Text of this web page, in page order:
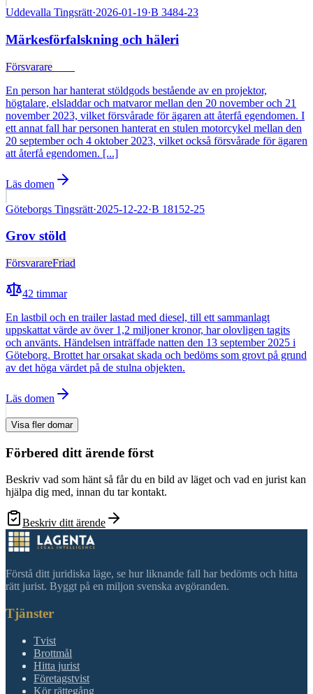
Uddevalla Tingsrätt·2026-01-19·B 3484-23
Märkesförfalskning och häleri
Försvarare
En person har hanterat stöldgods bestående av en projektor,
högtalare, elsladdar och matvaror mellan den 20 november och 21
november 2023, vilket försvårade för ägaren att återfå egendomen. I
ett annat fall har personen hanterat en stulen motorcykel mellan den
20 september och 4 oktober 2023, vilket också försvårade för ägaren
att återfå egendomen. [...]
Läs domen
Göteborgs Tingsrätt·2025-12-22·B 18152-25
Grov stöld
FörsvarareFriad
42 timmar
En lastbil och en trailer lastad med diesel, till ett sammanlagt
uppskattat värde av över 1,2 miljoner kronor, har olovligen tagits
och använts. Händelsen inträffade natten den 13 september 2025 i
Göteborg. Brottet har orsakat skada och bedöms som grovt på grund
av det höga värdet på de stulna objekten.
Läs domen
Visa fler domar
Förbered ditt ärende först
Beskriv vad som hänt så får du en bild av läget och vad en jurist kan
hjälpa dig med, innan du tar kontakt.
Beskriv ditt ärende
Förstå ditt juridiska läge, se hur liknande fall har bedömts och hitta
rätt jurist. Byggt på en miljon svenska avgöranden.
Tjänster
Tvist
Brottmål
Hitta jurist
Företagstvist
Kör rättegång